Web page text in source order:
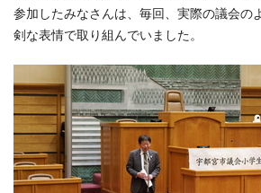
参加したみなさんは、毎回、実際の議会の
剣な表情で取り組んでいました。